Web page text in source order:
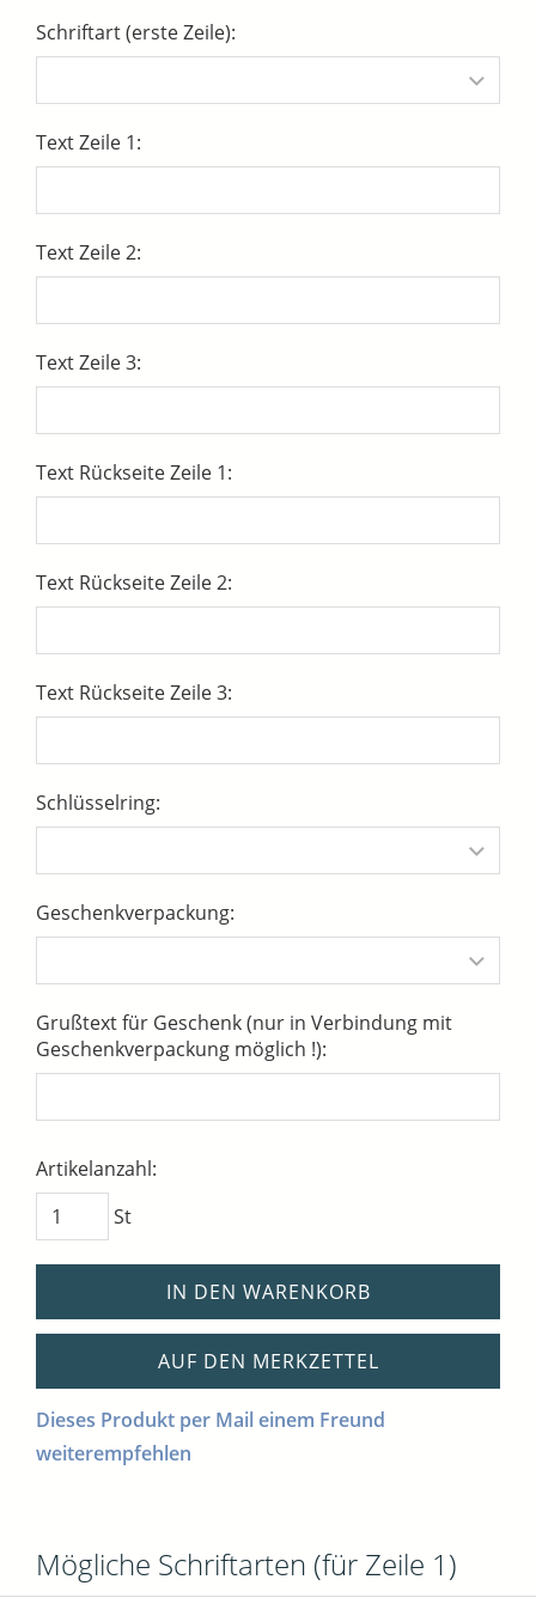
Schriftart (erste Zeile):
Text Zeile 1:
Text Zeile 2:
Text Zeile 3:
Text Rückseite Zeile 1:
Text Rückseite Zeile 2:
Text Rückseite Zeile 3:
Schlüsselring:
Geschenkverpackung:
Grußtext für Geschenk (nur in Verbindung mit
Geschenkverpackung möglich !):
Artikelanzahl:
St
IN DEN WARENKORB
AUF DEN MERKZETTEL
Dieses Produkt per Mail einem Freund
weiterempfehlen
Mögliche Schriftarten (für Zeile 1)